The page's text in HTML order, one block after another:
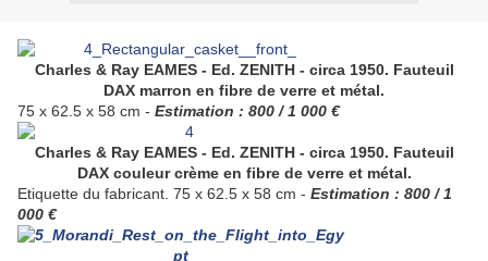
Charles & Ray EAMES - Ed. ZENITH - circa 1950. Fauteuil
DAX marron en fibre de verre et métal.
75 x 62.5 x 58 cm - Estimation : 800 / 1 000 €
Charles & Ray EAMES - Ed. ZENITH - circa 1950. Fauteuil
DAX couleur crème en fibre de verre et métal.
Etiquette du fabricant. 75 x 62.5 x 58 cm - Estimation : 800 / 1
000 €